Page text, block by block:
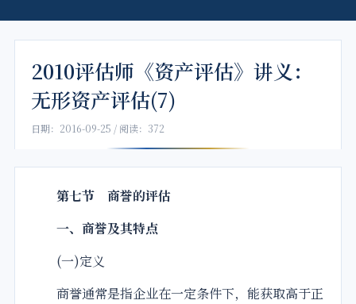
2010评估师《资产评估》讲义：
无形资产评估(7)
日期：2016-09-25 / 阅读：372
第七节 商誉的评估
一、商誉及其特点
(一)定义
商誉通常是指企业在一定条件下，能获取高于正